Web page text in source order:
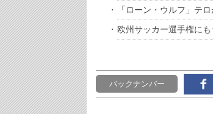
「ローン・ウルフ」テ
欧州サッカー選手権に
バックナンバー